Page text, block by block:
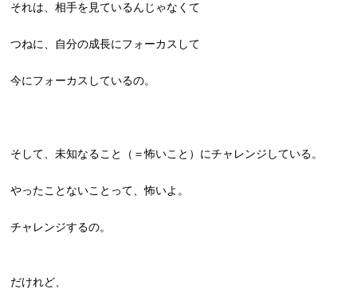
それは、相手を見ているんじゃなくて
つねに、自分の成長にフォーカスして
今にフォーカスしているの。
そして、未知なること（＝怖いこと）にチャレンジしている。
やったことないことって、怖いよ。
チャレンジするの。
だけれど、